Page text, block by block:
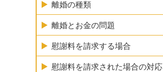
離婚の種類
離婚とお金の問題
慰謝料を請求する場合
慰謝料を請求された場合の対応